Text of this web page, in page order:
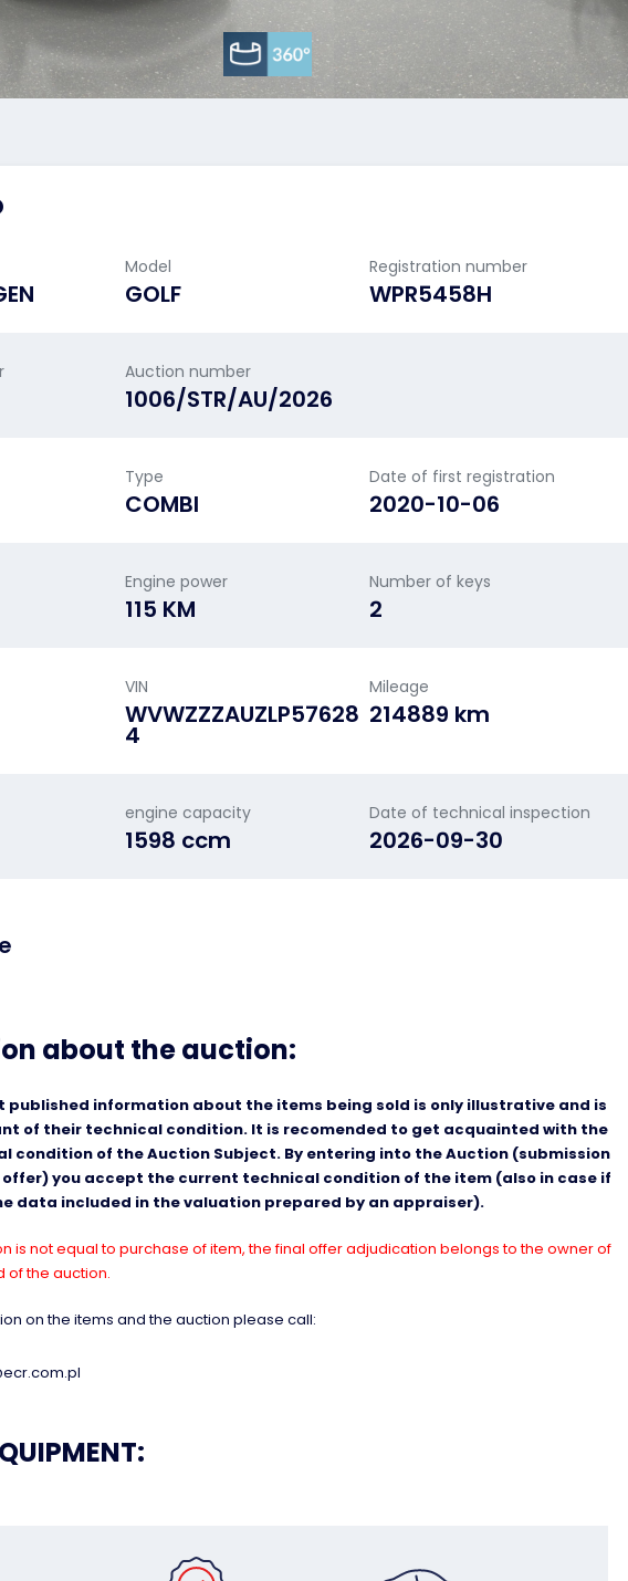
Model
GOLF
Registration number
WPR5458H
Auction number
1006/STR/AU/2026
Type
COMBI
Date of first registration
2020-10-06
Engine power
115 KM
Number of keys
2
VIN
WVWZZZAUZLP57628
4
Mileage
214889 km
engine capacity
1598 ccm
Date of technical inspection
2026-09-30
about the auction:
published information about the items being sold is only illustrative and is
of their technical condition. It is recomended to get acquainted with the
condition of the Auction Subject. By entering into the Auction (submission
you accept the current technical condition of the item (also in case if
data included in the valuation prepared by an appraiser).
is not equal to purchase of item, the final offer adjudication belongs to the owner of
of the auction.
on the items and the auction please call: